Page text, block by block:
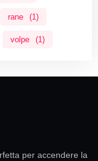
rane (1)
volpe (1)
per accendere la